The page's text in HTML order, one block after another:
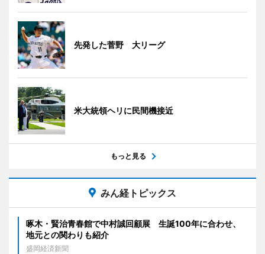
先発した菅野 大リーグ
米大統領ヘリに民間機接近
もっと見る
みん経トピックス
啄木・賢治青春館で中村誠回顧展 生誕100年に合わせ、
地元との関わりも紹介
盛岡経済新聞